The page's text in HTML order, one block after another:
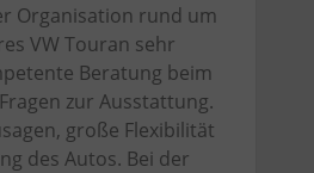
Organisation rund um
VW Touran sehr
Beratung beim
zur Ausstattung.
große Flexibilität
des Autos. Bei der